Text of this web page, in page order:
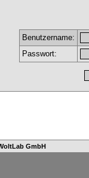
Benutzername:
Passwort:
GmbH